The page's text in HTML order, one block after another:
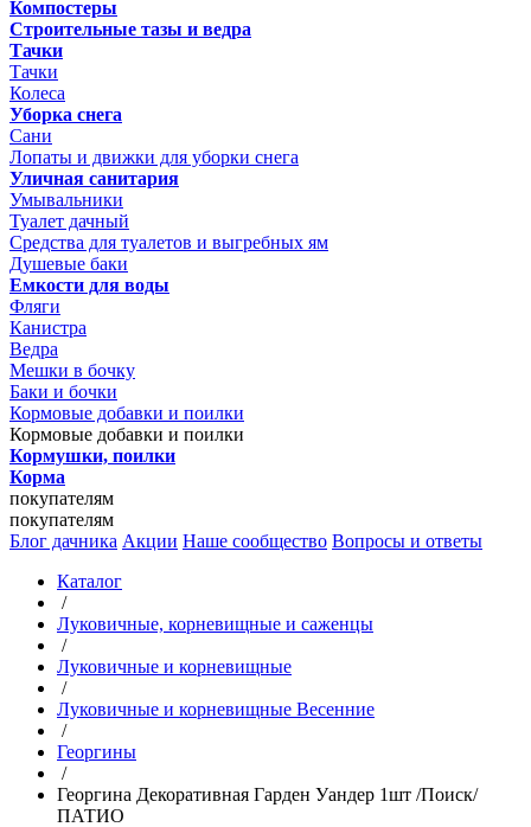
Компостеры
Строительные тазы и ведра
Тачки
Тачки
Колеса
Уборка снега
Сани
Лопаты и движки для уборки снега
Уличная санитария
Умывальники
Туалет дачный
Средства для туалетов и выгребных ям
Душевые баки
Емкости для воды
Фляги
Канистра
Ведра
Мешки в бочку
Баки и бочки
Кормовые добавки и поилки
Кормовые добавки и поилки
Кормушки, поилки
Корма
покупателям
покупателям
Блог дачника Акции Наше сообщество Вопросы и ответы
Каталог
/
Луковичные, корневищные и саженцы
/
Луковичные и корневищные
/
Луковичные и корневищные Весенние
/
Георгины
/
Георгина Декоративная Гарден Уандер 1шт /Поиск/
ПАТИО